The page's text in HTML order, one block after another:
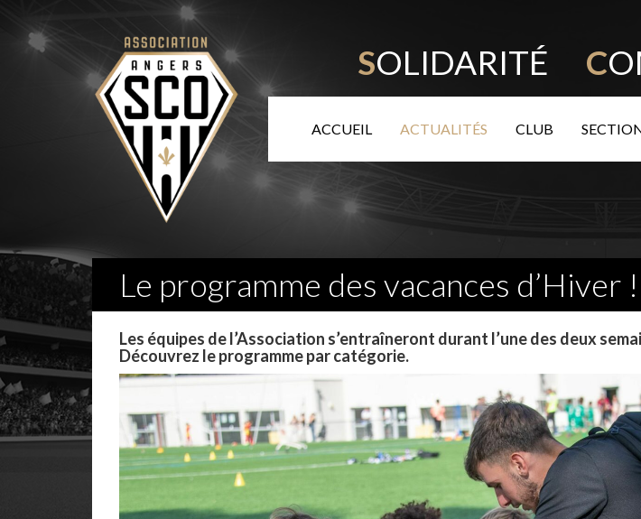
SOLIDARITÉ C
ACCUEIL ACTUALITÉS CLUB
Le programme des vacances d’Hiver !
Les équipes de l’Association s’entraîneront durant l’une des deux
Découvrez le programme par catégorie.